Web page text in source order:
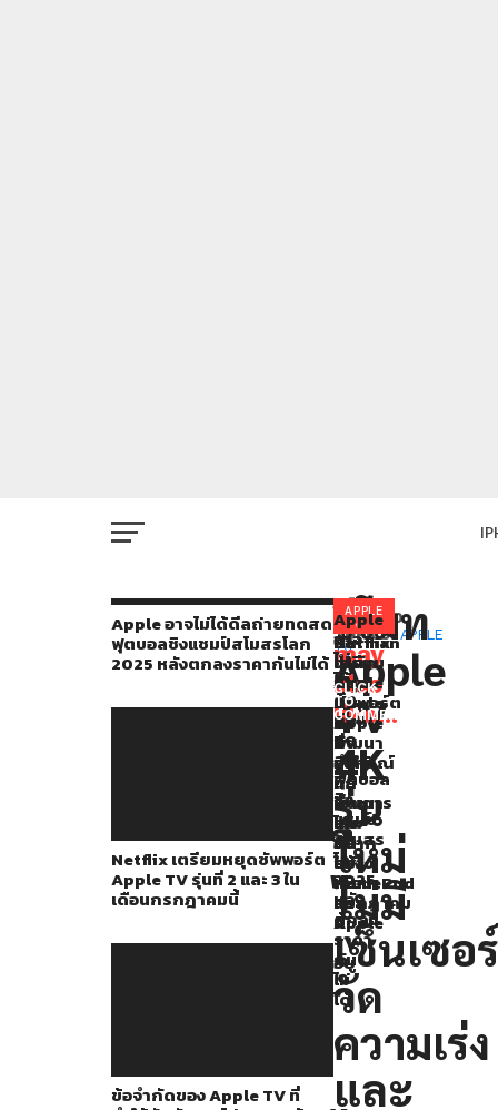
Apple อาจไม่ได้ดีลถ่ายทดสด
ฟุตบอลชิงแชมป์สโมสรโลก
2025 หลังตกลงราคากันไม่ได้
Netflix เตรียมหยุดซัพพอร์ต
Apple TV รุ่นที่ 2 และ 3 ใน
เดือนกรกฎาคมนี้
ข้อจำกัดของ Apple TV ที่
APPLE
TV
รีโมท
Apple
TV
4K
รุ่น
ใหม่
ไม่มี
เซ็นเซอร์
วัด
ความเร่ง
และ
Apple
ได้
เปิด
ตัว
Apple
TV
4K
รุ่น
ใหม่
ที่มา
พร้อม
กับ
Siri
Remote
ที่
ได้
You
may
also
like...
Apple
อาจ
ไม่
ได้
ดีล
ถ่าย
ทด
สด
ฟุตบอล
ชิง
แชมป์
สโมสร
โลก
2025
หลัง
ตกลง
ราคา
กัน
ไม่
ได้
Netflix
เตรียม
หยุด
ซัพพอร์ต
Apple
TV
รุ่น
ที่
2
และ
3
ใน
เดือน
กรกฎาคม
นี้
ข้อ
จำกัด
ของ
Apple
TV
ที่
ทำให้
นัก
พัฒนา
ไม่
อยาก
สร้าง
เกม
ลง
Gurman
เผย
Apple
ยัง
คง
พัฒนา
อุปกรณ์
ที่
เป็นการ
รวม
กัน
ของ
HomePod
และ
Apple
TV
อยู่
RELATED
TOPICS: APPLE
TV
CLICK
TO
COMMENT